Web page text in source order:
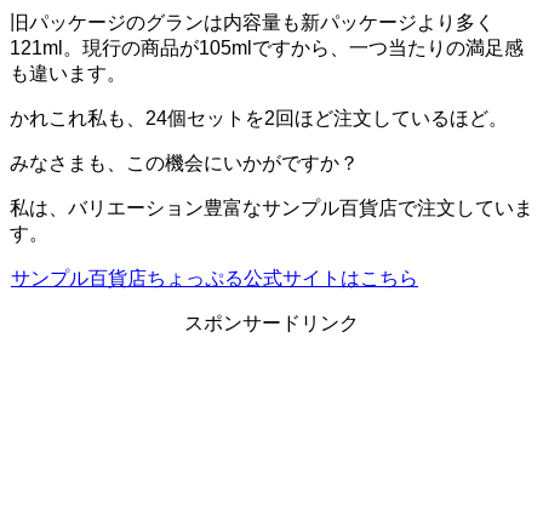
旧パッケージのグランは内容量も新パッケージより多く
121ml。現行の商品が105mlですから、一つ当たりの満足感
も違います。
かれこれ私も、24個セットを2回ほど注文しているほど。
みなさまも、この機会にいかがですか？
私は、バリエーション豊富なサンプル百貨店で注文していま
す。
サンプル百貨店ちょっぷる公式サイトはこちら
スポンサードリンク